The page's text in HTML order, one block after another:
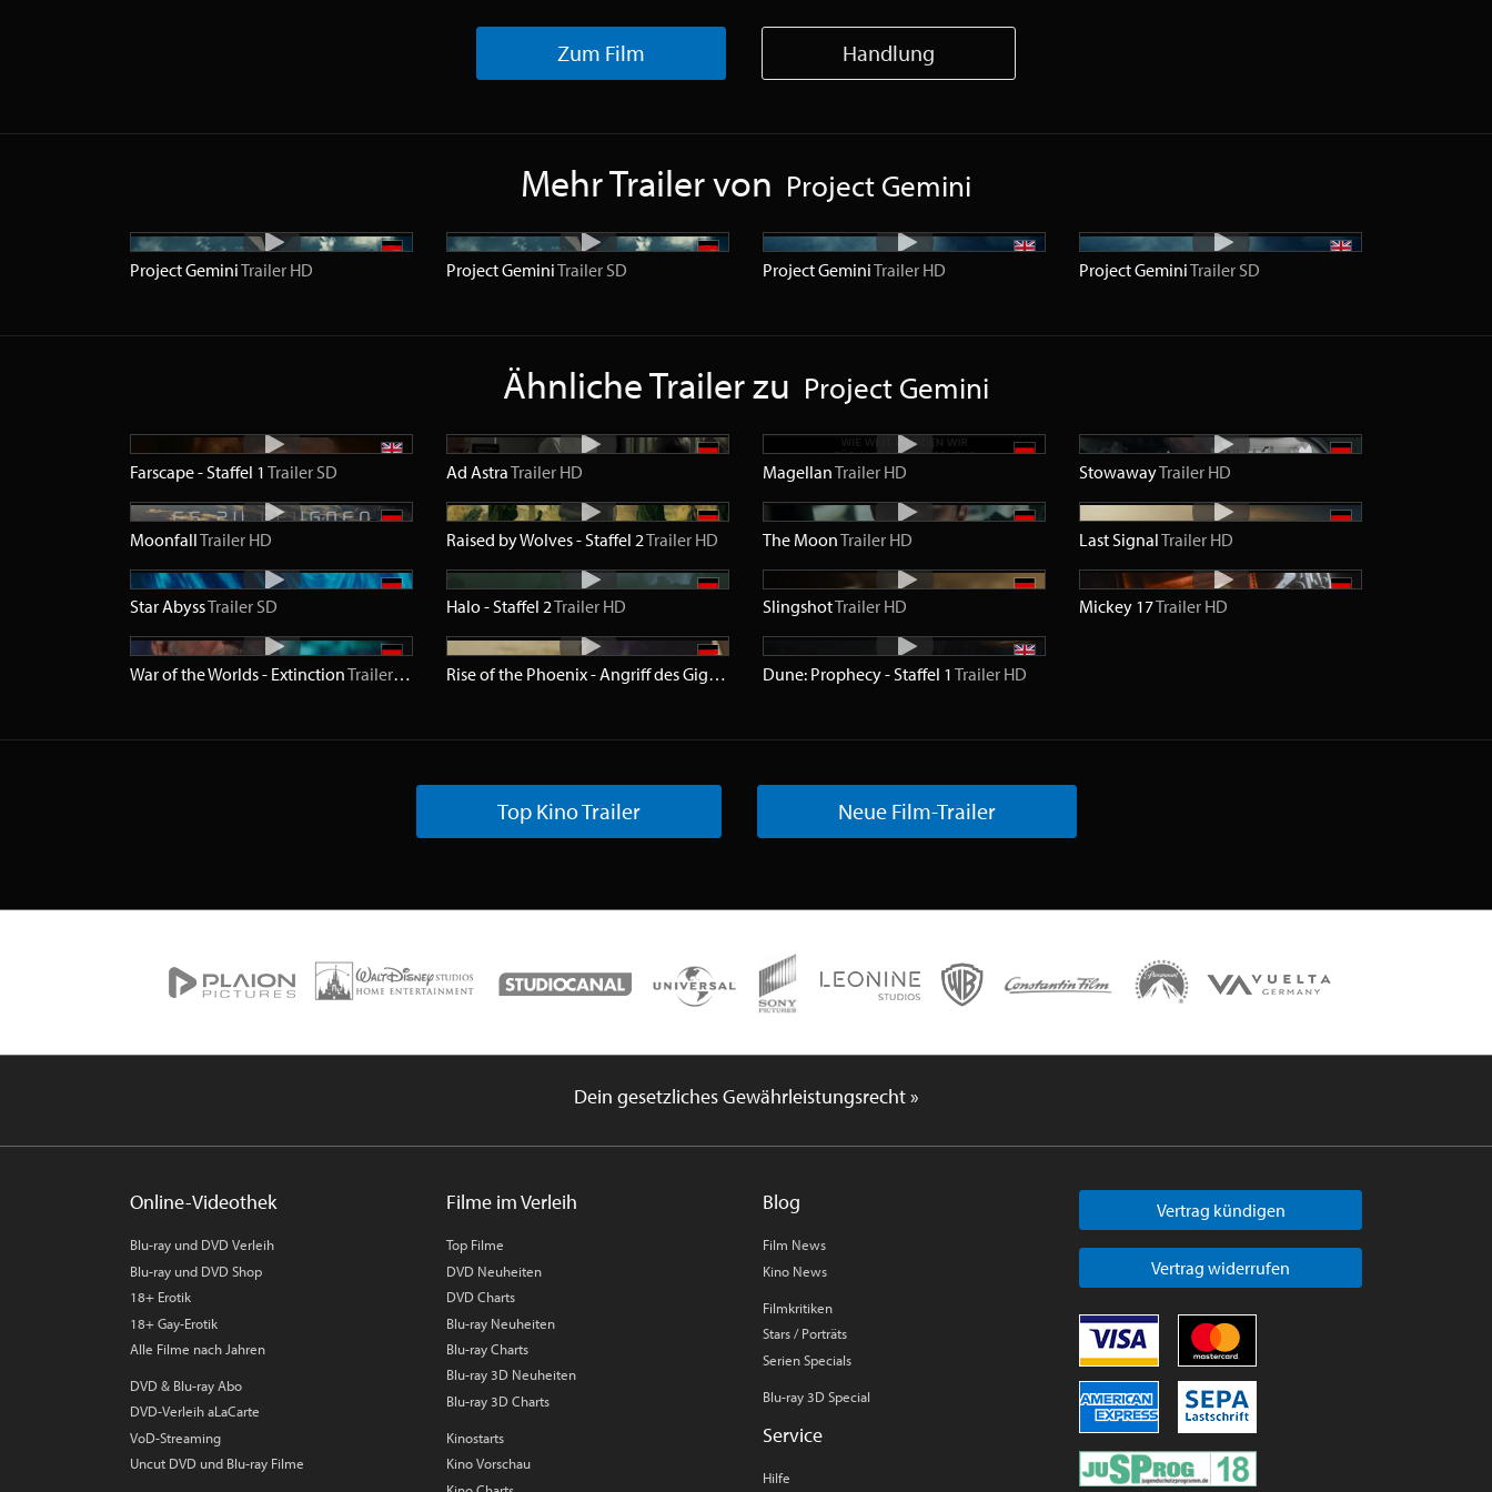
Zum Film Handlung
Mehr Trailer von Project Gemini
Project GeminiTrailer HD Project GeminiTrailer SD Project GeminiTrailer HD Project GeminiTrailer SD
Ähnliche Trailer zu Project Gemini
Farscape - Staffel 1 Trailer SD Ad AstraTrailer HD MagellanTrailer HD StowawayTrailer HD
MoonfallTrailer HD Raised by Wolves - Staffel 2Trailer HD The MoonTrailer HD Last SignalTrailer HD
Star AbyssTrailer SD Halo - Staffel 2Trailer HD SlingshotTrailer HD Mickey 17Trailer HD
War of the Worlds - ExtinctionTrailerHD Rise of the Phoenix - Angriff des Giganten TrailerHD
Dune: Prophecy - Staffel 1 Trailer HD
Top Kino Trailer Neue Film-Trailer
Dein gesetzliches Gewährleistungsrecht »
Online-Videothek
Blu-ray und DVD Verleih
Blu-ray und DVD Shop
18+ Erotik
18+ Gay-Erotik
Alle Filme nach Jahren
DVD & Blu-ray Abo
DVD-Verleih aLaCarte
VoD-Streaming
Uncut DVD und Blu-ray Filme
Filme im Verleih
Top Filme
DVD Neuheiten
DVD Charts
Blu-ray Neuheiten
Blu-ray Charts
Blu-ray 3D Neuheiten
Blu-ray 3D Charts
Kinostarts
Kino Vorschau
Blog
Film News
Kino News
Filmkritiken
Stars / Porträts
Serien Specials
Blu-ray 3D Special
Service
Hilfe
Vertrag kündigen
Vertrag widerrufen